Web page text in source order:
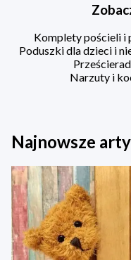
Komplety pościeli i
Poduszki dla dzieci i
Narzuty i
Najnowsze